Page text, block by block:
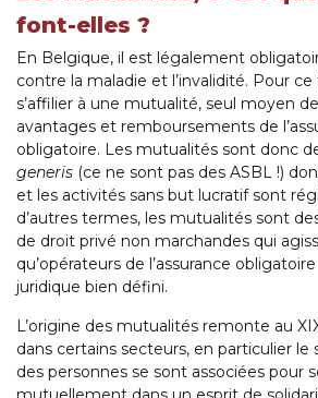
font-elles ?
En Belgique, il est légalement
contre la maladie et l’invalidité. Pour ce
s’affilier à une mutualité, seul moyen
avantages et remboursements de
obligatoire. Les mutualités sont donc
generis (ce ne sont pas des ASBL !)
et les activités sans but lucratif sont
d’autres termes, les mutualités sont
de droit privé non marchandes qui
qu’opérateurs de l’assurance
juridique bien défini.
L’origine des mutualités remonte au
dans certains secteurs, en particulier le
des personnes se sont associées pour